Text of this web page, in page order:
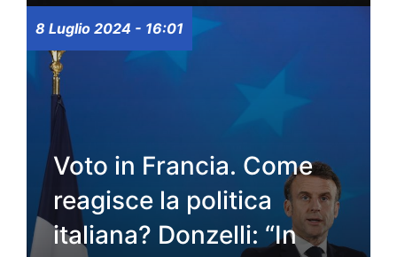
8 Luglio 2024 - 16:01
Voto in Francia. Come
reagisce la politica
italiana? Donzelli: “In